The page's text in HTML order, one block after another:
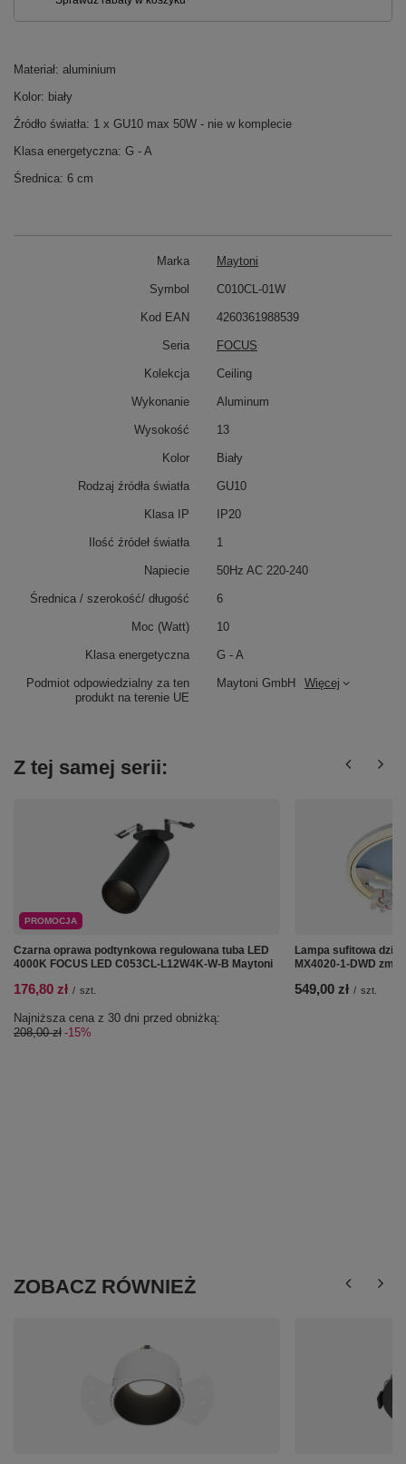
Materiał: aluminium
Kolor: biały
Źródło światła: 1 x GU10 max 50W - nie w komplecie
Klasa energetyczna: G - A
Średnica: 6 cm
Marka Maytoni
Podmiot odpowiedzialny za ten
produkt na terenie UE
Maytoni GmbH Więcej
Symbol C010CL-01W
Kod EAN 4260361988539
Seria FOCUS
Kolekcja Ceiling
Wykonanie Aluminum
Wysokość 13
Kolor Biały
Rodzaj źródła światła GU10
Klasa IP IP20
Ilość źródeł światła 1
Napiecie 50Hz AC 220-240
Średnica / szerokość/ długość 6
Moc (Watt) 10
Klasa energetyczna G - A
Z tej samej serii:
PROMOCJA
Czarna oprawa podtynkowa regulowana tuba LED
4000K FOCUS LED C053CL-L12W4K-W-B Maytoni
176,80 zł / szt.
Najniższa cena z 30 dni przed obniżką:
208,00 zł -15%
Lampa sufitowa
MX4020-1-DWD
549,00 zł / szt.
ZOBACZ RÓWNIEŻ